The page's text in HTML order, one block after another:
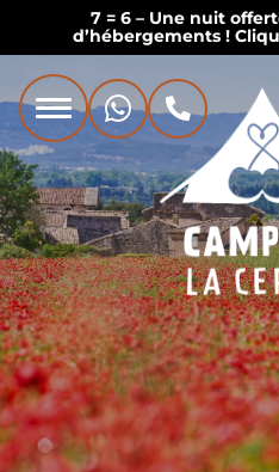
7 = 6 – Une nuit
d’hébergements !